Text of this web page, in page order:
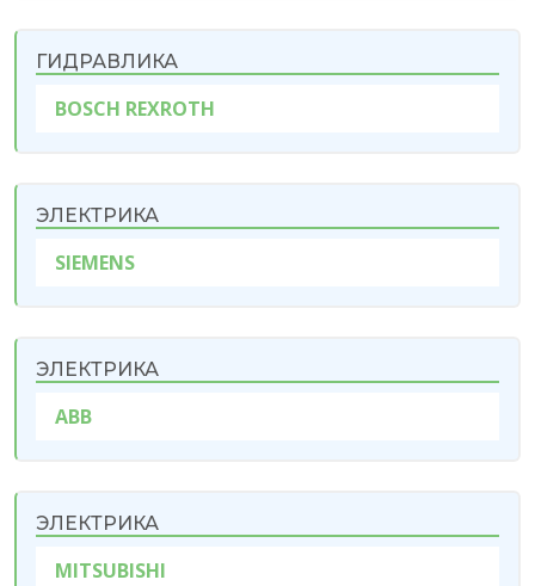
ГИДРАВЛИКА
BOSCH REXROTH
ЭЛЕКТРИКА
SIEMENS
ЭЛЕКТРИКА
ABB
ЭЛЕКТРИКА
MITSUBISHI